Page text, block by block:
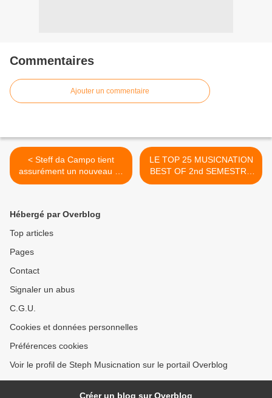
Commentaires
Ajouter un commentaire
< Steff da Campo tient
assurément un nouveau hit
des clubs !
LE TOP 25 MUSICNATION
BEST OF 2nd SEMESTRE
2019 >
Hébergé par Overblog
Top articles
Pages
Contact
Signaler un abus
C.G.U.
Cookies et données personnelles
Préférences cookies
Voir le profil de Steph Musicnation sur le portail Overblog
Créer un blog sur Overblog